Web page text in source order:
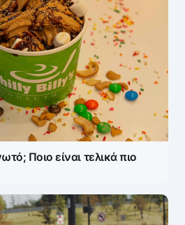
δεν δημοσιεύεται. Τα
σημειώνονται με*
Ποιο είναι τελικά πιο